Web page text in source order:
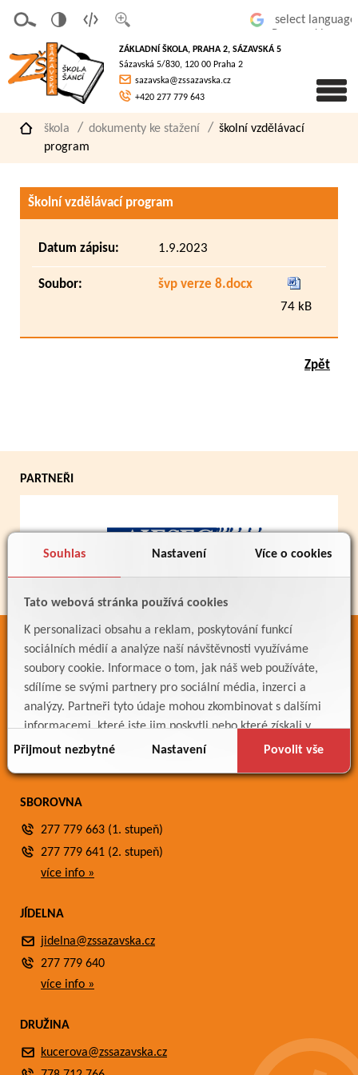
Souhlas Nastavení Více o cookies
Tato webová stránka používá cookies
K personalizaci obsahu a reklam, poskytování funkcí
sociálních médií a analýze naší návštěvnosti využíváme
soubory cookie. Informace o tom, jak náš web používáte,
sdílíme se svými partnery pro sociální média, inzerci a
analýzy. Partneři tyto údaje mohou zkombinovat s dalšími
informacemi, které jste jim poskytli nebo které získali v
důsledku toho, že používáte jejich služby.
Přijmout nezbytné Nastavení Povolit vše
písmo
á
verze
pro
slaboz
raké
ZÁKLADNÍ ŠKOLA, PRAHA 2, SÁZAVSKÁ 5
Sázavská 5/830, 120 00 Praha 2
sazavska@zssazavska.cz
+420 277 779 643
škola dokumenty ke stažení
školní vzdělávací
program
Školní vzdělávací program
Datum zápisu: 1.9.2023
Soubor:
švp verze 8.docx
74 kB
Zpět
PARTNEŘI
ODKAZY
Bakaláři
Jídelníček
Meteostanice
SBOROVNA
277 779 663 (1. stupeň)
277 779 641 (2. stupeň)
více info »
JÍDELNA
jidelna@zssazavska.cz
277 779 640
více info »
DRUŽINA
kucerova@zssazavska.cz